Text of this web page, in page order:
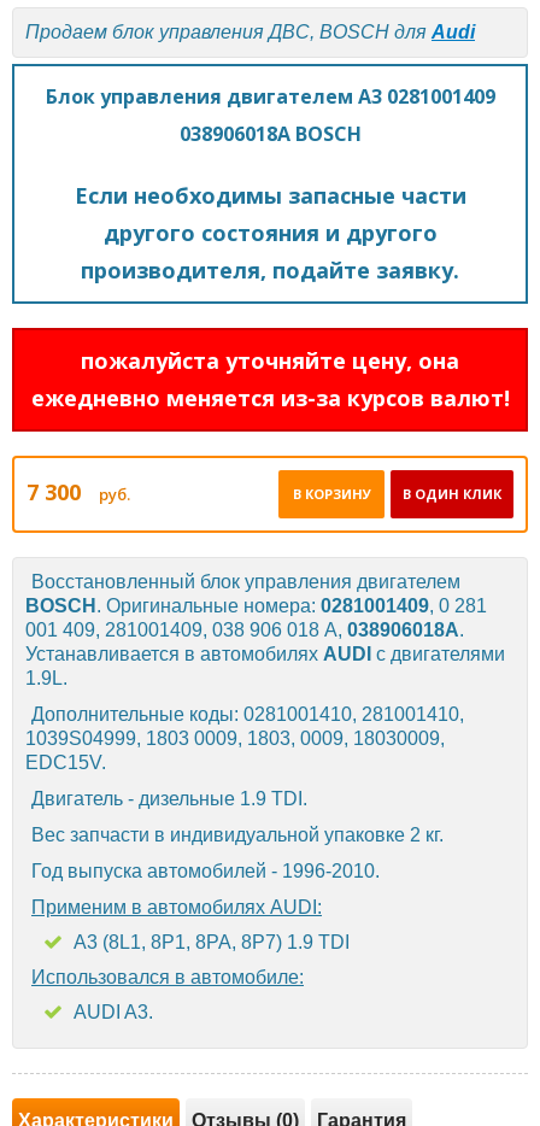
Продаем блок управления ДВС, BOSCH для Audi
Блок управления двигателем A3 0281001409
038906018A BOSCH
Если необходимы запасные части
другого состояния и другого
производителя, подайте заявку.
пожалуйста уточняйте цену, она
ежедневно меняется из-за курсов валют!
7 300 руб. В ОДИН КЛИК
В КОРЗИНУ
Восстановленный блок управления двигателем
BOSCH . Оригинальные номера: 0281001409, 0 281
001 409, 281001409, 038 906 018 A, 038906018A.
Устанавливается в автомобилях AUDI с двигателями
1.9L.
Дополнительные коды: 0281001410, 281001410,
1039S04999, 1803 0009, 1803, 0009, 18030009,
EDC15V.
Двигатель - дизельные 1.9 TDI.
Вес запчасти в индивидуальной упаковке 2 кг.
Год выпуска автомобилей - 1996-2010.
Применим в автомобилях AUDI:
A3 (8L1, 8P1, 8PA, 8P7) 1.9 TDI
Использовался в автомобиле:
AUDI A3.
Характеристики Отзывы (0) Гарантия